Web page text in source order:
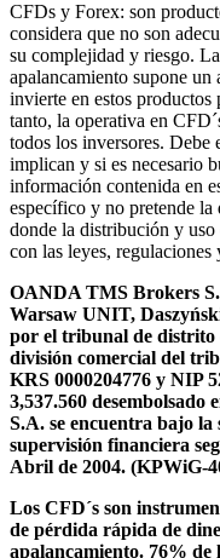
CFDs y Forex: son
considera que no son
su complejidad y riesgo.
apalancamiento supone un
invierte en estos productos
tanto, la operativa en
todos los inversores. Debe
implican y si es necesario
información contenida en
específico y no pretende
donde la distribución y
con las leyes, regulaciones
OANDA TMS Brokers
Warsaw UNIT,
por el tribunal de distrito
división comercial del
KRS 0000204776 y NIP
3,537.560
S.A. se encuentra bajo
supervisión financiera
Abril de 2004. (KPWiG-
Los CFD´s son
de pérdida rápida de
apalancamiento. 76% de